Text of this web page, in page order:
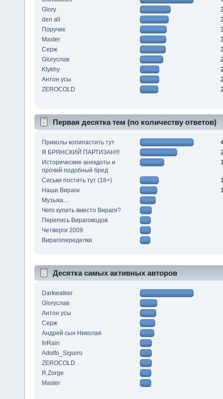
Glory
den all
Поручик
Master
Серж
Gloryслав
Ktykhy
Антон усы
ZEROCOLD
Первая десятка тем (по количеству ответов)
Приколы копипастить тут
Я БРЯНСКИЙ ПАРТИЗАН!!!
Исторические анекдоты и
прочий подобный бред
Сиськи постить тут (18+)
Наши Вираги
Музыка....
Чего купить вместо Вираги?
Перепись Вираговодов.
Четверги 2009
Вирагопеределки
Десятка самых активных авторов
Darkwalker
Gloryслав
Антон усы
Серж
Андрей сын Николая
InRain
Adolfo_Sigurro
ZEROCOLD
R.Zorge
Master